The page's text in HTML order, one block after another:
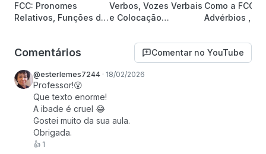
FCC: Pronomes
Relativos, Funções do
Comentadas
Verbos, Vozes Verbais
e Colocação
FCC cobra esses
assuntos?
Como a FCC
Advérbios ,
Adjetivos?
Comentários Comentar no YouTube
@esterlemes7244 · 18/02/2026
Professor!😮
Que texto enorme!
A ibade é cruel 😂
Gostei muito da sua aula.
Obrigada.
👍 1